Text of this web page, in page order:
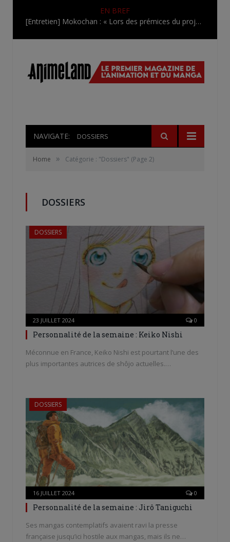
EN BREF
[Entretien] Mokochan : « Lors des prémices du projet, il était déjà demandé de suivre au mieux le manga originel.»
NAVIGATE: DOSSIERS
Home » Catégorie : "Dossiers" (Page 2)
DOSSIERS
DOSSIERS
23 JUILLET 2024 0
Personnalité de la semaine : Keiko Nishi
Méconnue en France, Keiko Nishi est pourtant l’une des
plus importantes autrices de shôjo actuelles.…
DOSSIERS
16 JUILLET 2024 0
Personnalité de la semaine : Jirô Taniguchi
Ses mangas contemplatifs avaient ravi la presse
française jusqu’ici hostile aux mangas, mais ils ne…